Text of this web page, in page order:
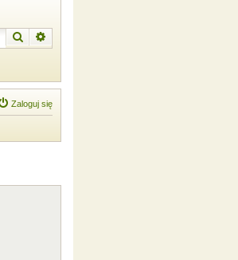
Szukaj
Zaloguj się